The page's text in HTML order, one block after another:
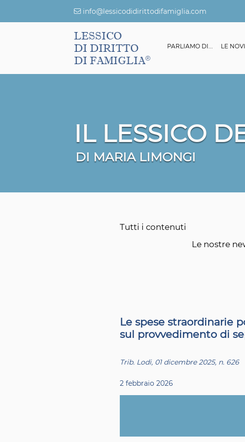
info@lessicodidirittodifamiglia.com
LESSICO
DI DIRITTO
DI FAMIGLIA
DI DIRITTO DI FAMIGLIA GIURISPRUDENZA PARLIAMO DI... LE
IL LESSICO
DI MARIA LIMONGI
Tutti i contenuti
Le nostre
Le spese straordinarie
sul provvedimento di
Trib. Lodi, 01 dicembre 2025, n. 626
2 febbraio 2026